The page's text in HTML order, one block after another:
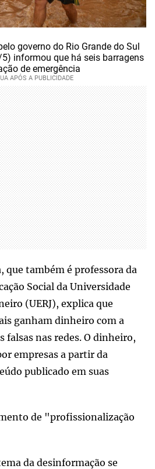
governo do Rio Grande do Sul
informou que há seis barragens
de emergência
que também é professora da
Social da Universidade
(UERJ), explica que
ganham dinheiro com a
falsas nas redes. O dinheiro,
empresas a partir da
publicado em suas
de "profissionalização
da desinformação se